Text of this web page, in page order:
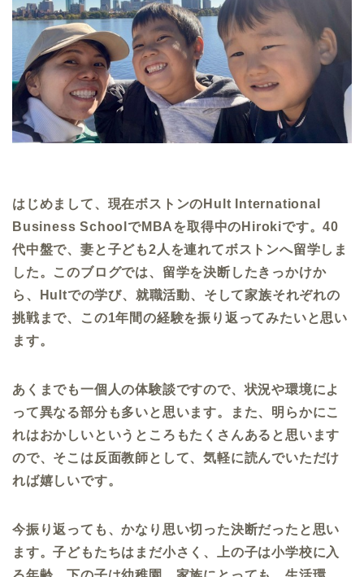
はじめまして、現在ボストンの Hult International
Business SchoolでMBAを取得中の Hirokiです。40
代中盤で、妻と子ども2 人を連れてボストンへ留学しま
した。このブログでは、留学を決断したきっかけか
ら、
Hultでの学び、就職活動、そして家族それぞれの
挑戦まで、この1年間の経験を振り返ってみたいと思い
ます。
あくまでも一個人の体験談ですので、状況や環境によ
って異なる部分も多いと思います。また、明らかにこ
れはおかしいというところもたくさんあると思います
ので、そこは反面教師として、気軽に読んでいただけ
れば嬉しいです。
今振り返っても、かなり思い切った決断だったと思い
ます。子どもたちはまだ小さく、上の子は小学校に入